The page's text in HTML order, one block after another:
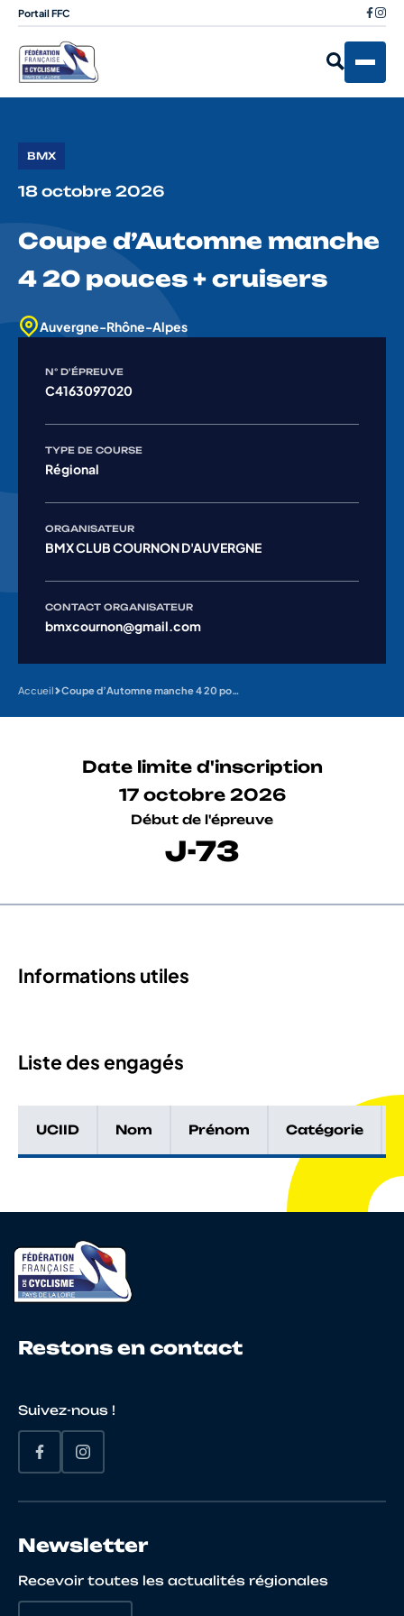
Portail FFC
BMX
18 octobre 2026
Coupe d’Automne manche
4 20 pouces + cruisers
Auvergne-Rhône-Alpes
N° D'ÉPREUVE
C4163097020
TYPE DE COURSE
Régional
ORGANISATEUR
BMX CLUB COURNON D'AUVERGNE
CONTACT ORGANISATEUR
bmxcournon@gmail.com
Accueil Coupe d’Automne manche 4 20 pouces + cruisers
Date limite d'inscription
17 octobre 2026
Début de l'épreuve
J-73
Informations utiles
Liste des engagés
UCIID Nom Prénom Catégorie
Restons en contact
Suivez-nous !
Newsletter
Recevoir toutes les actualités régionales